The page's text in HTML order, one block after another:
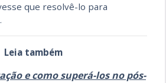
que resolvê-lo para
Leia também
e como superá-los no pós-